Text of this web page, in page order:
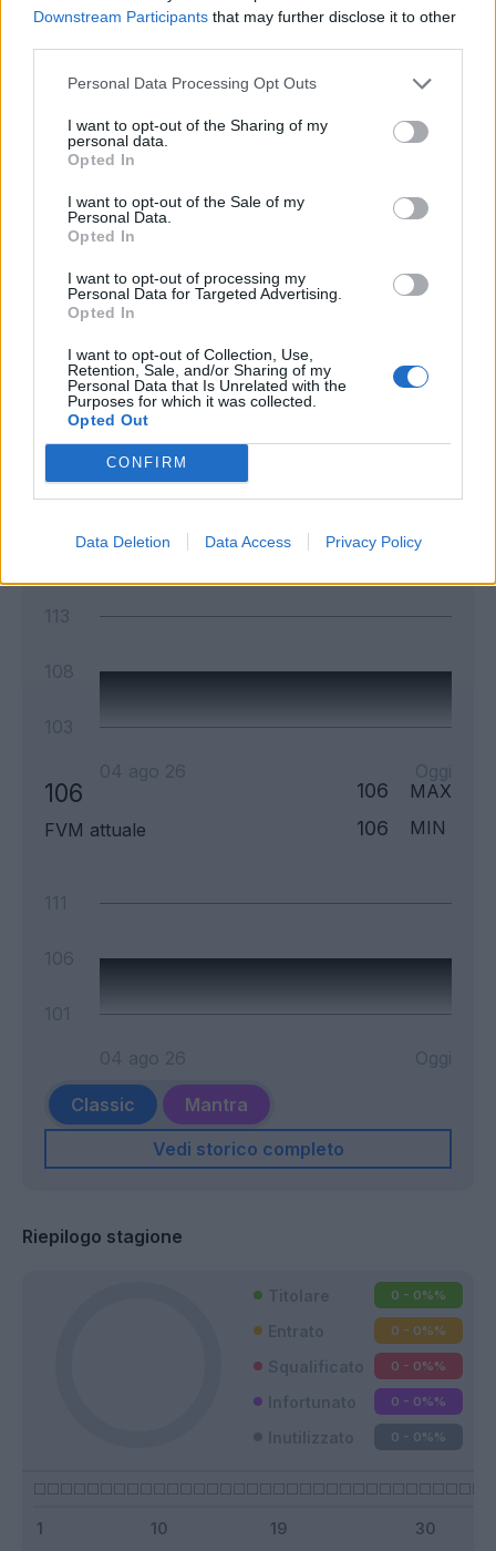
Downstream Participants that may further disclose it to other
Personal Data Processing Opt Outs
I want to opt-out of the Sharing of my
personal data.
Opted In
I want to opt-out of the Sale of my
Personal Data.
Opted In
I want to opt-out of processing my
Personal Data for Targeted Advertising.
Opted In
I want to opt-out of Collection, Use,
Retention, Sale, and/or Sharing of my
Personal Data that Is Unrelated with the
Purposes for which it was collected.
Opted Out
CONFIRM
Data Deletion Data Access Privacy Policy
Classic
Andamento FantaValore di Mercato
108
FVM attuale
108 MAX
108 MIN
113
108
106
FVM attuale
106 MAX
106 MIN
Classic
Mantra
Vedi storico completo
Riepilogo stagione
0 - 0%%
0 - 0%%
0 - 0%%
0 - 0%%
0 - 0%%